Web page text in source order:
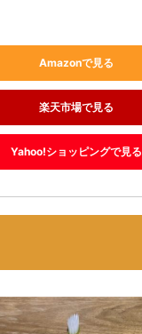
Amazonで見る
楽天市場で見る
Yahoo!ショッピングで見る